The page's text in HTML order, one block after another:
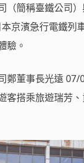
（簡稱臺鐵公司
京濱急行電鐵列
驗。
鄭董事長光遠
客搭乘旅遊瑞芳